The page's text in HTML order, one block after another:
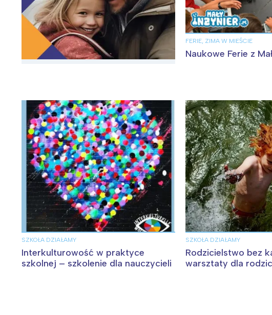
FERIE, ZIMA W MIEŚCIE
Naukowe Ferie z
SZKOŁA DZIAŁAMY
Interkulturowość w praktyce
szkolnej – szkolenie dla nauczycieli
SZKOŁA DZIAŁAMY
Rodzicielstwo bez
warsztaty dla